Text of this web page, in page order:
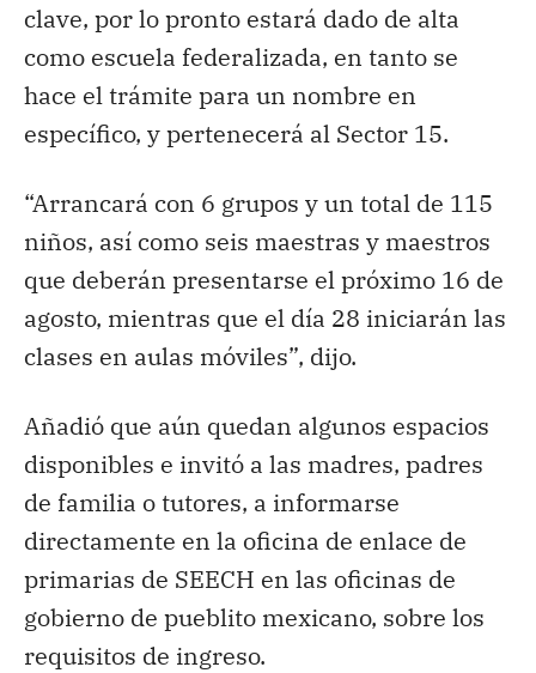
clave, por lo pronto estará dado de alta
como escuela federalizada, en tanto se
hace el trámite para un nombre en
específico, y pertenecerá al Sector 15.
“Arrancará con 6 grupos y un total de 115
niños, así como seis maestras y maestros
que deberán presentarse el próximo 16 de
agosto, mientras que el día 28 iniciarán las
clases en aulas móviles”, dijo.
Añadió que aún quedan algunos espacios
disponibles e invitó a las madres, padres
de familia o tutores, a informarse
directamente en la oficina de enlace de
primarias de SEECH en las oficinas de
gobierno de pueblito mexicano, sobre los
requisitos de ingreso.